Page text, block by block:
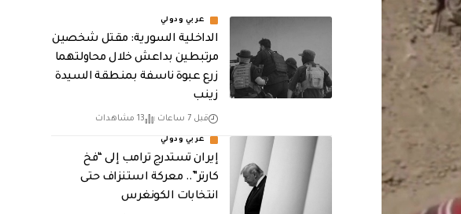
عربي ودولي
الداخلية السورية: مقتل شخصين
مرتبطين بداعش خلال محاولتهما
زرع عبوة ناسفة بمنطقة السيدة
زينب
قبل 7 ساعات 13 مشاهدات
عربي ودولي
إيران تستدرج ترامب إلى “فخ
كارتر”.. معركة استنزاف حتى
انتخابات الكونغرس